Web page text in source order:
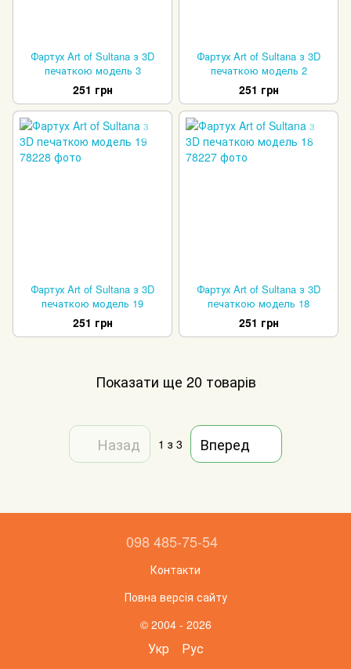
Фартух Art of Sultana з 3D
печаткою модель 3
251 грн
Фартух Art of Sultana з 3D
печаткою модель 2
251 грн
Фартух Art of Sultana з 3D
печаткою модель 19
251 грн
Фартух Art of Sultana з 3D
печаткою модель 18
251 грн
Показати ще 20 товарів
Назад 1 з 3 Вперед
098 485-75-54
Контакти
Повна версія сайту
© 2004 - 2026
Укр Рус